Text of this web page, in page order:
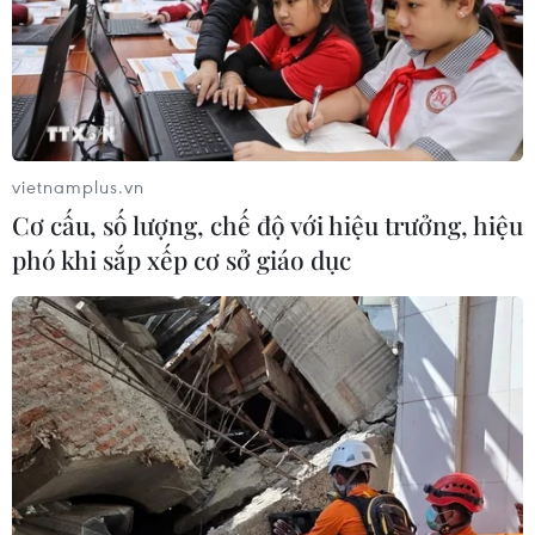
giao thông, cảnh sát giao thông. Ngay cả các
trung tâm kinh doanhthương mại cũng phải có
nhiệm vụ phân luồng giao thông ngay tại địa
bàn đơn vịmình nhằm giảm áp lực đổ lên đầu
lực lượng chức năng.
“Cho đến bây giờ chưa ai có thể trả lời ngay
được câu hỏi về mức độ thành côngnày nhưng
đây là giải pháp cần thiết. Trong quá trình làm
vừa điều tra xã hộihọc, vừa thăm dò rồi điều
chỉnh dần dần,” ông Hùng chia sẻ.
Kết luận tại hội nghị, Giám đốc Sở Giao thông
Vận tải Nguyễn Quốc Hùng cho rằngđổi giờ học,
giờ làm là một trong bảy nhóm giải pháp của
thành phố nhằm giảm ùntắc giao thông. Dù điều
vietnamplus.vn
Cơ cấu, số lượng, chế độ với hiệu trưởng, hiệu
phó khi sắp xếp cơ sở giáo dục